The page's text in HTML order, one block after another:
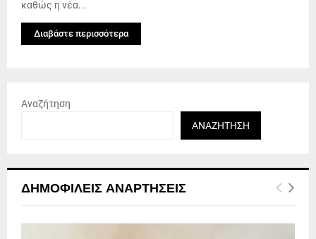
καθώς η νέα...
Διαβάστε περισσότερα
Αναζήτηση
ΑΝΑΖΉΤΗΣΗ
ΔΗΜΟΦΙΛΕΊΣ ΑΝΑΡΤΉΣΕΙΣ